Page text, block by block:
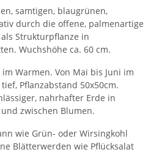
samtigen, blaugrünen,
durch die offene, palmenartige
Strukturpflanze in
Wuchshöhe ca. 60 cm.
Warmen. Von Mai bis Juni im
Pflanzabstand 50x50cm.
nahrhafter Erde in
zwischen Blumen.
wie Grün- oder Wirsingkohl
Blätterwerden wie Pflücksalat